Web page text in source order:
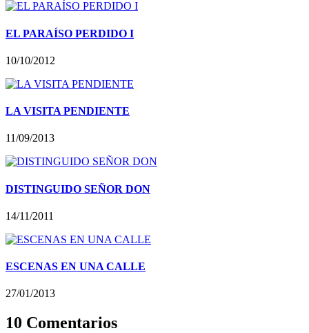
EL PARAÍSO PERDIDO I
10/10/2012
LA VISITA PENDIENTE
11/09/2013
DISTINGUIDO SEÑOR DON
14/11/2011
ESCENAS EN UNA CALLE
27/01/2013
10 Comentarios